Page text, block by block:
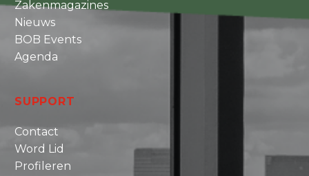
Zakenmagazines
Nieuws
BOB Events
Agenda
SUPPORT
Contact
Word Lid
Profileren